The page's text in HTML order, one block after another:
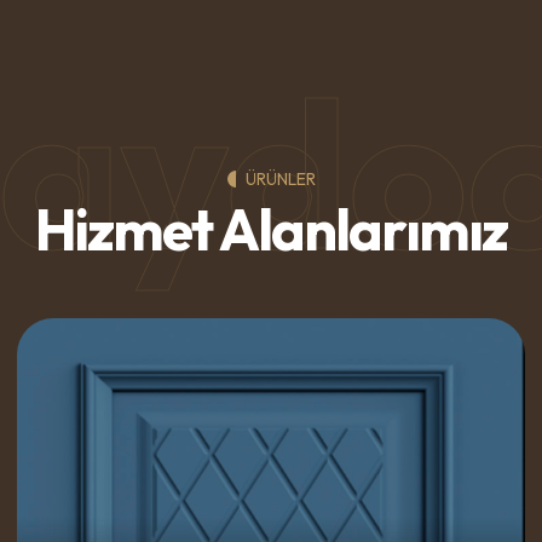
ÜRÜNLER
Hizmet Alanlarımız